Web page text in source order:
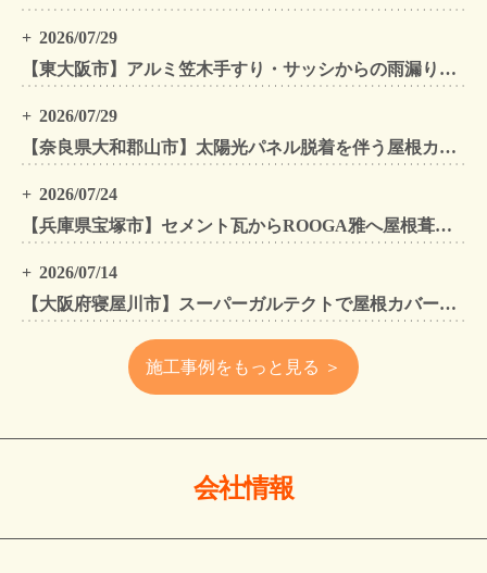
2026/07/29
【東大阪市】アルミ笠木手すり・サッシからの雨漏りを解消｜外壁金属サイディングカバー工法
2026/07/29
【奈良県大和郡山市】太陽光パネル脱着を伴う屋根カバー工法・外壁カバー工法・外壁塗装工事｜スーパーガルテクト施工事例
2026/07/24
【兵庫県宝塚市】セメント瓦からROOGA雅へ屋根葺き替え モダングレーで軽量化・外壁塗装も同時施工
2026/07/14
【大阪府寝屋川市】スーパーガルテクトで屋根カバー工法・外壁塗装・雨樋工事｜住まいをトータルリフォームした施工事例
施工事例をもっと見る ＞
会社情報